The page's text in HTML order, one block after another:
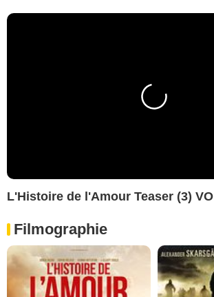
L'Histoire de l'Amour Teaser (3) VO
Filmographie